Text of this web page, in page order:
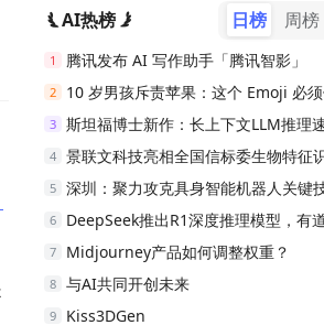
AI热榜 日榜 周榜
1 腾讯发布 AI 写作助手「腾讯智影」
2 10 岁男孩斥责苹果：这个 Emoji 必须修改 | Feel
3 斯坦福博士新作：长上下文LLM推理速度提升8倍得到
4 景联文科技亮相全国信标委生物特征识别委会2021下半年工作
5 深圳：聚力攻克具身智能机器人关键技术，重点突破核心零部件、AI芯片及仿生灵
6 DeepSeek推出R1深度推理模型，有道发布SpaceOne全面屏答疑词典笔，
7 Midjourney产品如何调整权重？
8 与AI共同开创未来
9 Kiss3DGen